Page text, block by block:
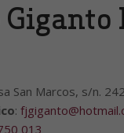
San Marcos, s/n.
:
013